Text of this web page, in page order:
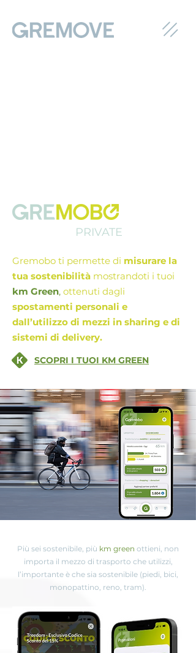
PRIVATE
Gremobo ti permette di misurare la
tua sostenibilità mostrandoti i tuoi
km Green, ottenuti dagli
spostamenti personali e
dall’utilizzo di mezzi in sharing e di
sistemi di delivery.
SCOPRI I TUOI KM GREEN
Più sei sostenibile, più km green ottieni, non
importa il mezzo di trasporto che utilizzi,
l’importante è che sia sostenibile (piedi, bici,
monopattino, reno, tram).